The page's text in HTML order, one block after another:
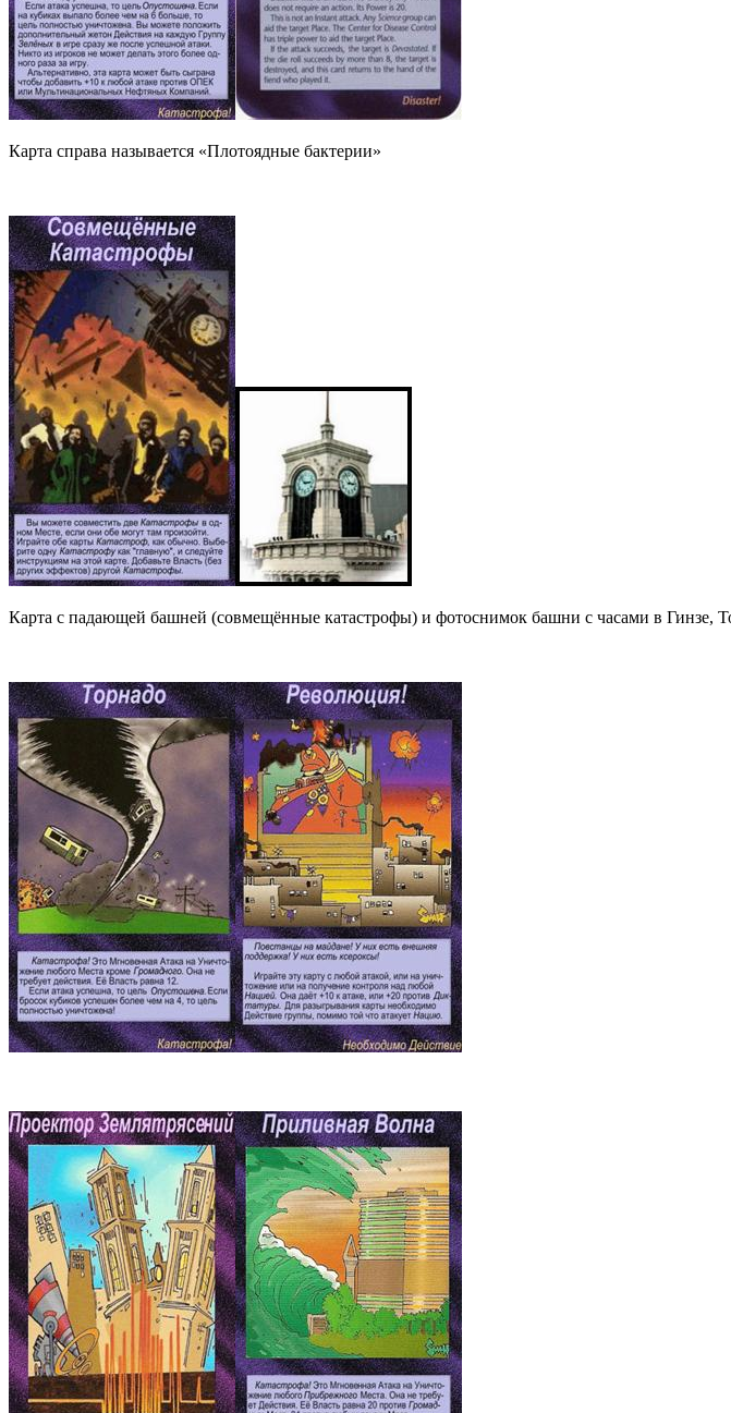
Карта справа называется «Плотоядные бактерии»
Карта с падающей башней (совмещённые катастрофы) и фотоснимок башни с часами в Гинзе,